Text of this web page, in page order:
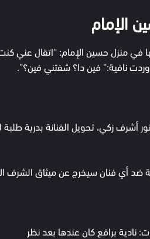
الإمام
في منزل حسين الإمام: “اتقال عني
نافية:” فين دا؟ شفتني فين؟”.
أشرف زكي، تحويل الفنانة بدرية
ضد أي فنان سيخرج عن ميثاق الشرف
براقع كان عندها بعد نظر